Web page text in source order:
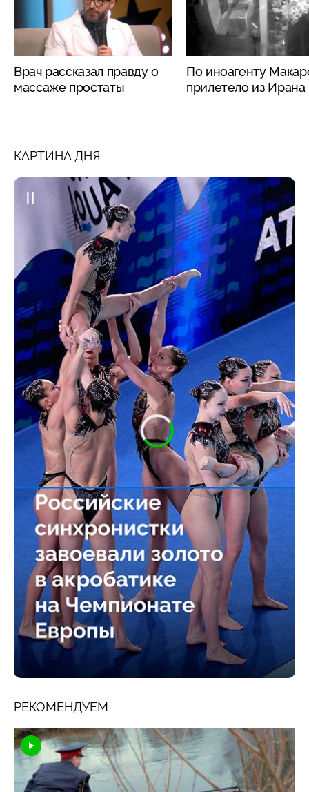
Врач рассказал правду о
массаже простаты
По иноагенту
прилетело из Ирана
КАРТИНА ДНЯ
РЕКОМЕНДУЕМ